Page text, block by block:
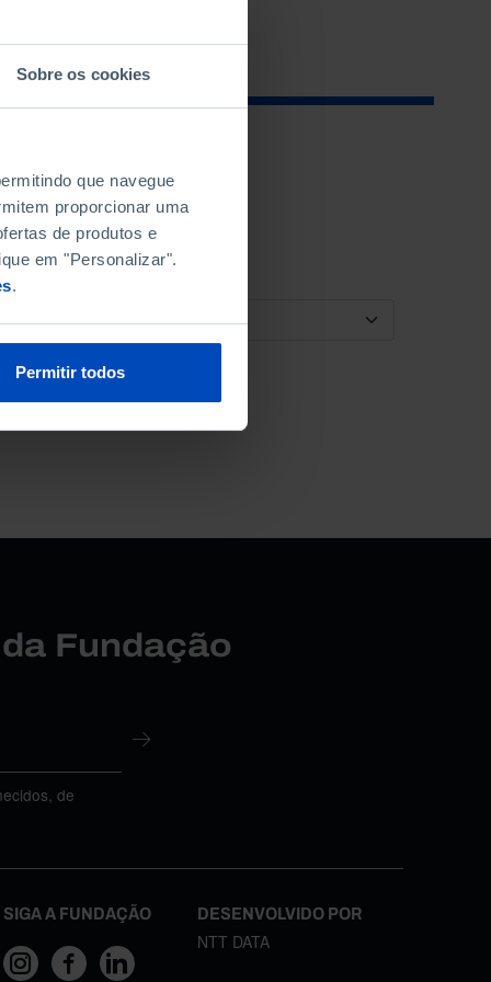
Sobre os cookies
que navegue
proporcionar uma
de produtos e
em "Personalizar".
.
Permitir todos
ORDENAR POR
Fundação
de
SIGA A FUNDAÇÃO DESENVOLVIDO POR
NTT DATA